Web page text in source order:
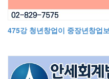
475강 청년창업이 중장년창업